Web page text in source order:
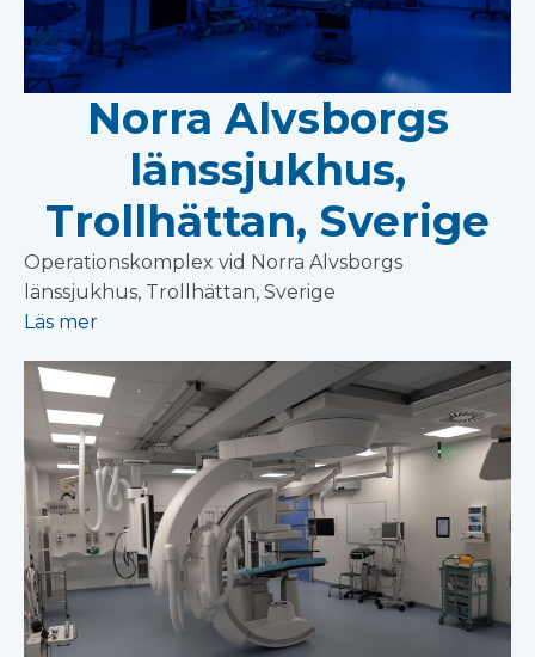
Norra Alvsborgs
länssjukhus,
Trollhättan, Sverige
Operationskomplex vid Norra Alvsborgs
länssjukhus, Trollhättan, Sverige
Läs mer